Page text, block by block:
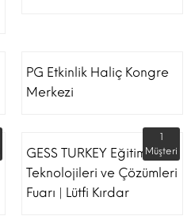
PG Etkinlik Haliç Kongre
Merkezi
GESS TURKEY Eğitim
Teknolojileri ve Çözümleri
Fuarı | Lütfi Kırdar
1
Müşteri